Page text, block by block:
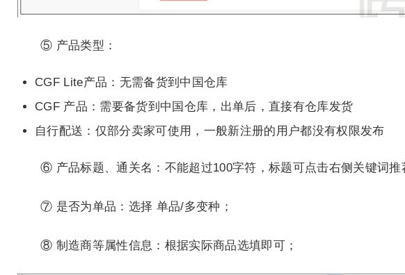
⑤ 产品类型：
CGF Lite产品：无需备货到中国仓库
CGF 产品：需要备货到中国仓库，出单后，直接有仓库发货
自行配送：仅部分卖家可使用，一般新注册的用户都没有权限发布
⑥ 产品标题、通关名：不能超过100字符，标题可点击右侧关键词推
⑦ 是否为单品：选择 单品/多变种；
⑧ 制造商等属性信息：根据实际商品选填即可；